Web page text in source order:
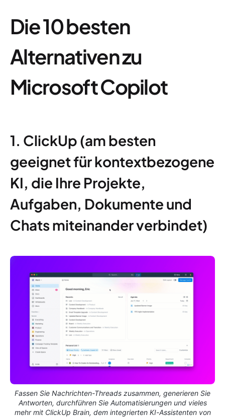
Die 10 besten
Alternativen zu
Microsoft Copilot
1. ClickUp (am besten
geeignet für kontextbezogene
KI, die Ihre Projekte,
Aufgaben, Dokumente und
Chats miteinander verbindet)
Fassen Sie Nachrichten-Threads zusammen, generieren Sie
Antworten, durchführen Sie Automatisierungen und vieles
mehr mit ClickUp Brain, dem integrierten KI-Assistenten von